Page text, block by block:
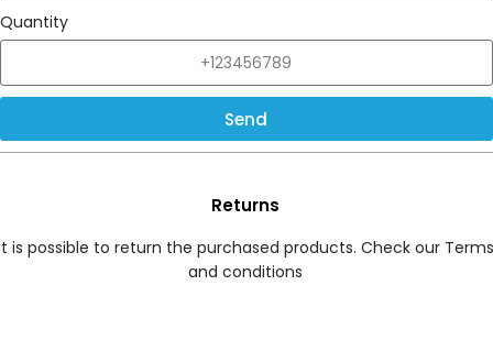
Quantity
Send
Returns
is possible to return the purchased products. Check our Terms
and conditions